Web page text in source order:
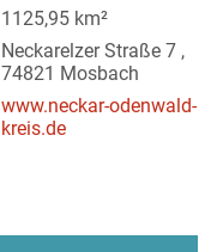
1125,95 km²
Neckarelzer Straße 7 ,
74821 Mosbach
www.neckar-odenwald-
kreis.de